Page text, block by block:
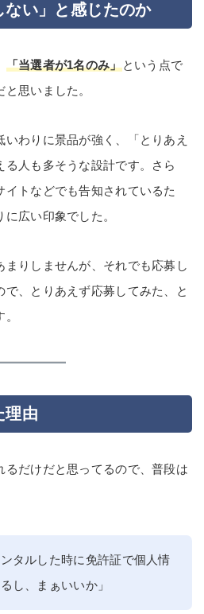
ない」と感じたのか
「当選者が1名のみ」という点で
思いました。
わりに景品が強く、「とりあえ
人も多そうな設計です。さら
トなどでも告知されているた
広い印象でした。
まりしませんが、それでも応募し
、とりあえず応募してみた、と
理由
るだけだと思ってるので、普段は
ンタルした時に免許証で個人情
し、まぁいいか」